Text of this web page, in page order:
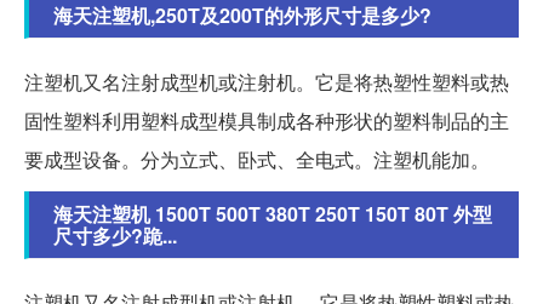
海天注塑机,250T及200T的外形尺寸是多少?
注塑机又名注射成型机或注射机。它是将热塑性塑料或热
固性塑料利用塑料成型模具制成各种形状的塑料制品的主
要成型设备。分为立式、卧式、全电式。注塑机能加。
海天注塑机 1500T 500T 380T 250T 150T 80T 外型
尺寸多少?跪...